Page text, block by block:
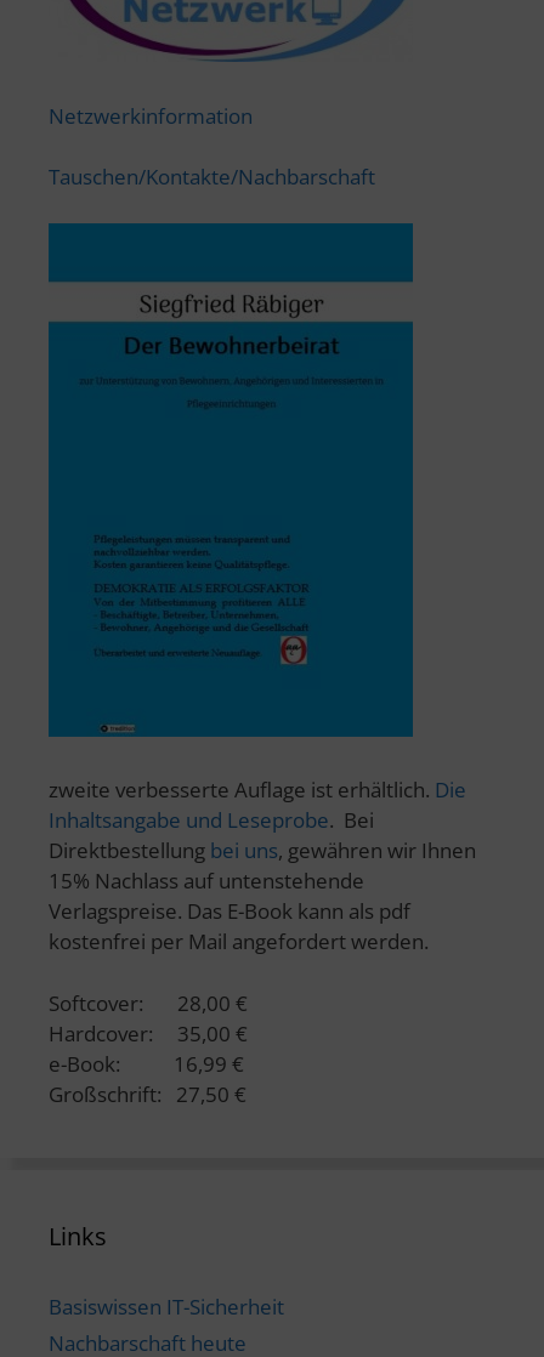
Netzwerkinformation
Tauschen/Kontakte/Nachbarschaft
zweite verbesserte Auflage ist erhältlich. Die
Inhaltsangabe und Leseprobe. Bei
Direktbestellung bei uns, gewähren wir Ihnen
15% Nachlass auf untenstehende
Verlagspreise. Das E-Book kann als pdf
kostenfrei per Mail angefordert werden.
Softcover: 28,00 €
Hardcover: 35,00 €
e-Book: 16,99 €
Großschrift: 27,50 €
Links
Basiswissen IT-Sicherheit
Nachbarschaft heute